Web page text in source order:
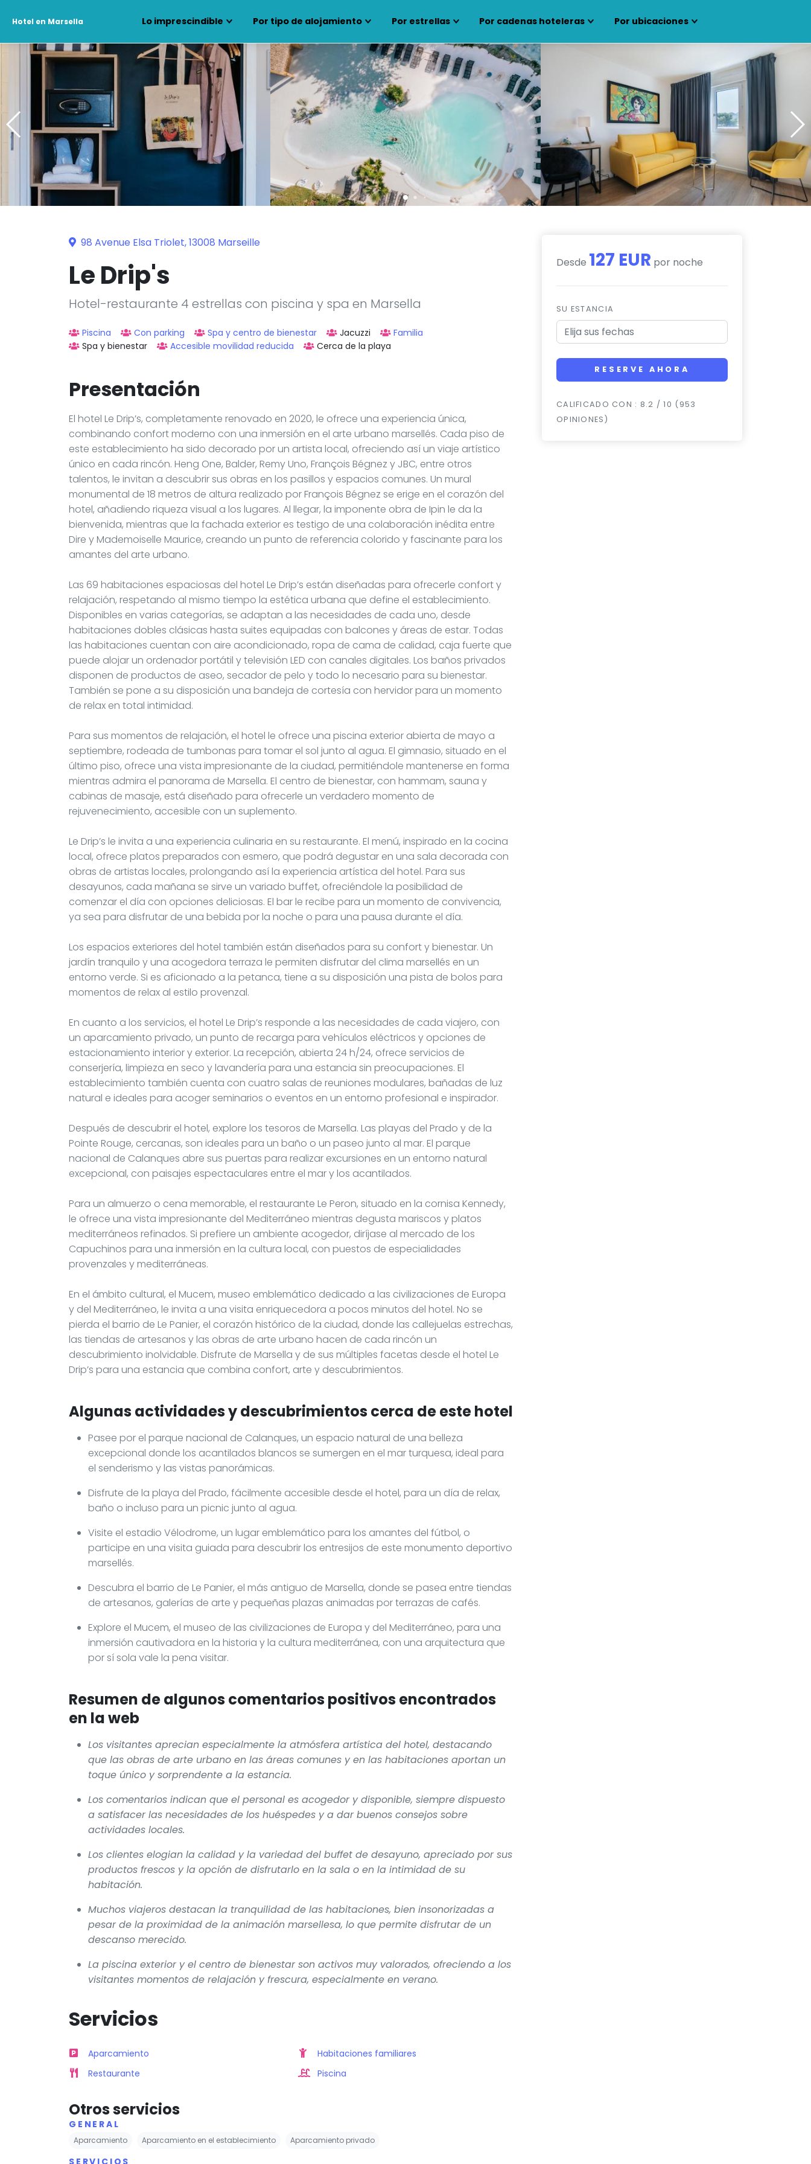
Hotel en Marsella Lo imprescindible Por tipo de alojamiento Por estrellas Por cadenas hoteleras Por ubicaciones
98 Avenue Elsa Triolet, 13008 Marseille
Le Drip's
Hotel-restaurante 4 estrellas con piscina y spa en Marsella
Piscina Con parking Spa y centro de bienestar Jacuzzi
Familia
Spa y bienestar
Accesible movilidad reducida Cerca de la playa
Presentación
El hotel Le Drip’s, completamente renovado en 2020, le ofrece una experiencia única,
combinando confort moderno con una inmersión en el arte urbano marsellés. Cada piso de
este establecimiento ha sido decorado por un artista local, ofreciendo así un viaje artístico
único en cada rincón. Heng One, Balder, Remy Uno, François Bégnez y JBC, entre otros
talentos, le invitan a descubrir sus obras en los pasillos y espacios comunes. Un mural
monumental de 18 metros de altura realizado por François Bégnez se erige en el corazón del
hotel, añadiendo riqueza visual a los lugares. Al llegar, la imponente obra de Ipin le da la
bienvenida, mientras que la fachada exterior es testigo de una colaboración inédita entre
Dire y Mademoiselle Maurice, creando un punto de referencia colorido y fascinante para los
amantes del arte urbano.
Las 69 habitaciones espaciosas del hotel Le Drip’s están diseñadas para ofrecerle confort y
relajación, respetando al mismo tiempo la estética urbana que define el establecimiento.
Disponibles en varias categorías, se adaptan a las necesidades de cada uno, desde
habitaciones dobles clásicas hasta suites equipadas con balcones y áreas de estar. Todas
las habitaciones cuentan con aire acondicionado, ropa de cama de calidad, caja fuerte que
puede alojar un ordenador portátil y televisión LED con canales digitales. Los baños privados
disponen de productos de aseo, secador de pelo y todo lo necesario para su bienestar.
También se pone a su disposición una bandeja de cortesía con hervidor para un momento
de relax en total intimidad.
Para sus momentos de relajación, el hotel le ofrece una piscina exterior abierta de mayo a
septiembre, rodeada de tumbonas para tomar el sol junto al agua. El gimnasio, situado en el
último piso, ofrece una vista impresionante de la ciudad, permitiéndole mantenerse en forma
mientras admira el panorama de Marsella. El centro de bienestar, con hammam, sauna y
cabinas de masaje, está diseñado para ofrecerle un verdadero momento de
rejuvenecimiento, accesible con un suplemento.
Le Drip’s le invita a una experiencia culinaria en su restaurante. El menú, inspirado en la cocina
local, ofrece platos preparados con esmero, que podrá degustar en una sala decorada con
obras de artistas locales, prolongando así la experiencia artística del hotel. Para sus
desayunos, cada mañana se sirve un variado buffet, ofreciéndole la posibilidad de
comenzar el día con opciones deliciosas. El bar le recibe para un momento de convivencia,
ya sea para disfrutar de una bebida por la noche o para una pausa durante el día.
Los espacios exteriores del hotel también están diseñados para su confort y bienestar. Un
jardín tranquilo y una acogedora terraza le permiten disfrutar del clima marsellés en un
entorno verde. Si es aficionado a la petanca, tiene a su disposición una pista de bolos para
momentos de relax al estilo provenzal.
En cuanto a los servicios, el hotel Le Drip’s responde a las necesidades de cada viajero, con
un aparcamiento privado, un punto de recarga para vehículos eléctricos y opciones de
estacionamiento interior y exterior. La recepción, abierta 24 h/24, ofrece servicios de
conserjería, limpieza en seco y lavandería para una estancia sin preocupaciones. El
establecimiento también cuenta con cuatro salas de reuniones modulares, bañadas de luz
natural e ideales para acoger seminarios o eventos en un entorno profesional e inspirador.
Después de descubrir el hotel, explore los tesoros de Marsella. Las playas del Prado y de la
Pointe Rouge, cercanas, son ideales para un baño o un paseo junto al mar. El parque
nacional de Calanques abre sus puertas para realizar excursiones en un entorno natural
excepcional, con paisajes espectaculares entre el mar y los acantilados.
Para un almuerzo o cena memorable, el restaurante Le Peron, situado en la cornisa Kennedy,
le ofrece una vista impresionante del Mediterráneo mientras degusta mariscos y platos
mediterráneos refinados. Si prefiere un ambiente acogedor, diríjase al mercado de los
Capuchinos para una inmersión en la cultura local, con puestos de especialidades
provenzales y mediterráneas.
En el ámbito cultural, el Mucem, museo emblemático dedicado a las civilizaciones de Europa
y del Mediterráneo, le invita a una visita enriquecedora a pocos minutos del hotel. No se
pierda el barrio de Le Panier, el corazón histórico de la ciudad, donde las callejuelas estrechas,
las tiendas de artesanos y las obras de arte urbano hacen de cada rincón un
descubrimiento inolvidable. Disfrute de Marsella y de sus múltiples facetas desde el hotel Le
Drip’s para una estancia que combina confort, arte y descubrimientos.
Algunas actividades y descubrimientos cerca de este hotel
Pasee por el parque nacional de Calanques, un espacio natural de una belleza
excepcional donde los acantilados blancos se sumergen en el mar turquesa, ideal para
el senderismo y las vistas panorámicas.
Disfrute de la playa del Prado, fácilmente accesible desde el hotel, para un día de relax,
baño o incluso para un picnic junto al agua.
Visite el estadio Vélodrome, un lugar emblemático para los amantes del fútbol, o
participe en una visita guiada para descubrir los entresijos de este monumento deportivo
marsellés.
Descubra el barrio de Le Panier, el más antiguo de Marsella, donde se pasea entre tiendas
de artesanos, galerías de arte y pequeñas plazas animadas por terrazas de cafés.
Explore el Mucem, el museo de las civilizaciones de Europa y del Mediterráneo, para una
inmersión cautivadora en la historia y la cultura mediterránea, con una arquitectura que
por sí sola vale la pena visitar.
Resumen de algunos comentarios positivos encontrados
en la web
Los visitantes aprecian especialmente la atmósfera artística del hotel, destacando
que las obras de arte urbano en las áreas comunes y en las habitaciones aportan un
toque único y sorprendente a la estancia.
Los comentarios indican que el personal es acogedor y disponible, siempre dispuesto
a satisfacer las necesidades de los huéspedes y a dar buenos consejos sobre
actividades locales.
Los clientes elogian la calidad y la variedad del buffet de desayuno, apreciado por sus
productos frescos y la opción de disfrutarlo en la sala o en la intimidad de su
habitación.
Muchos viajeros destacan la tranquilidad de las habitaciones, bien insonorizadas a
pesar de la proximidad de la animación marsellesa, lo que permite disfrutar de un
descanso merecido.
La piscina exterior y el centro de bienestar son activos muy valorados, ofreciendo a los
visitantes momentos de relajación y frescura, especialmente en verano.
Servicios
Aparcamiento
Restaurante
Habitaciones familiares
Piscina
Otros servicios
GENERAL
Aparcamiento Aparcamiento en el establecimiento Aparcamiento privado
SERVICIOS
Desde 127 EUR por noche
SU ESTANCIA
RESERVE AHORA
CALIFICADO CON : 8.2 / 10 (953
OPINIONES)